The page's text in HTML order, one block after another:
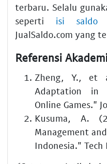
terbaru. Selalu
seperti isi saldo
JualSaldo.com yang
Referensi
Zheng, Y., et
Adaptation in
Online Games."
Kusuma, A.
Management
Indonesia." Tech